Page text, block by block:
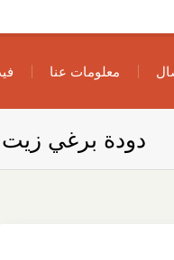
معلومات عنا
دودة برغي زيت